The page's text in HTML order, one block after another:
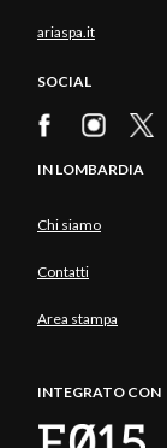
ariaspa.it
SOCIAL
IN LOMBARDIA
Chi siamo
Contatti
Area stampa
INTEGRATO CON